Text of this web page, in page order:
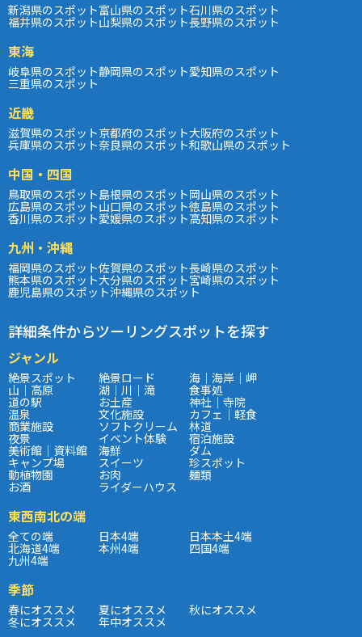
新潟県のスポット富山県のスポット石川県のスポット
福井県のスポット山梨県のスポット長野県のスポット
東海
岐阜県のスポット静岡県のスポット愛知県のスポット
三重県のスポット
近畿
滋賀県のスポット京都府のスポット大阪府のスポット
兵庫県のスポット奈良県のスポット和歌山県のスポット
中国・四国
鳥取県のスポット島根県のスポット岡山県のスポット
広島県のスポット山口県のスポット徳島県のスポット
香川県のスポット愛媛県のスポット高知県のスポット
九州・沖縄
福岡県のスポット佐賀県のスポット長崎県のスポット
熊本県のスポット大分県のスポット宮崎県のスポット
鹿児島県のスポット沖縄県のスポット
詳細条件からツーリングスポットを探す
ジャンル
絶景スポット 絶景ロード 海｜海岸｜岬
山｜高原 湖｜川｜滝 食事処
道の駅 お土産 神社｜寺院
温泉 文化施設 カフェ｜軽食
商業施設 ソフトクリーム 林道
夜景 イベント体験 宿泊施設
美術館｜資料館 海鮮 ダム
キャンプ場 スイーツ 珍スポット
動植物園 お肉 麺類
お酒 ライダーハウス
東西南北の端
全ての端 日本4端 日本本土4端
北海道4端 本州4端 四国4端
九州4端
季節
春にオススメ 夏にオススメ 秋にオススメ
冬にオススメ 年中オススメ